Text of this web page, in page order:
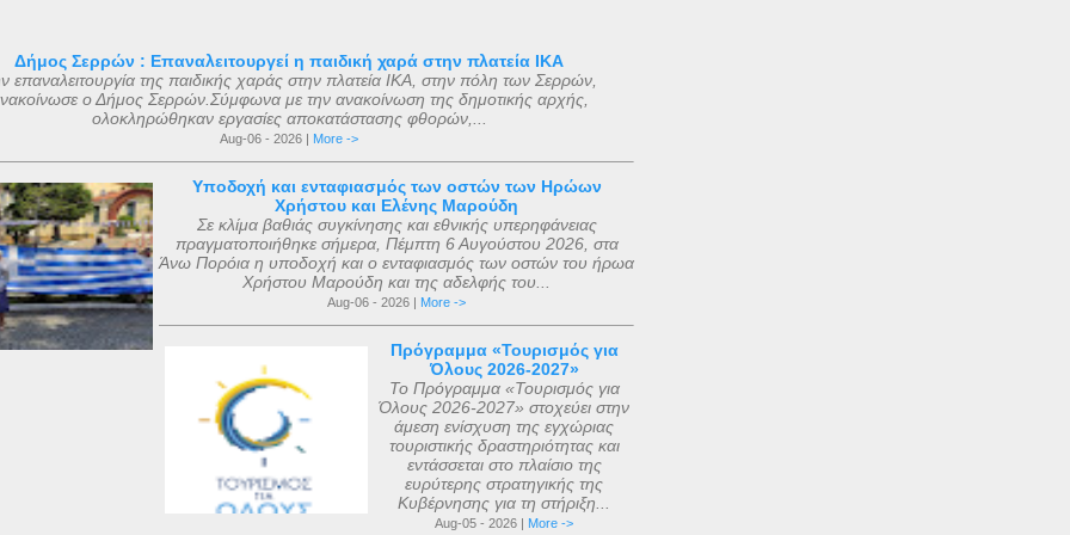
με εισφορές από την κηδεία της αείμνηστης Μαρίας Σπύρου
άλλες εισφορές. Ο ακριβής αριθμός των μελών της
βάση τις διαθέσιμες πηγές, δεν μπορεί να καθοριστεί ακριβώς
σήμερα. Ο αριθμός που επικράτησε από μεταγενέστερες πηγές
ήταν ο αριθμός 318. Ο Ευσέβιος της Καισαρείας τους αριθμεί
Αλεξανδρείας 318, και ο Ευστάθιος Α...
Δήμος Σερρών : Επαναλειτουργεί η παιδική χαρά στην πλατεία ΙΚΑ
επαναλειτουργία της παιδικής χαράς στην πλατεία ΙΚΑ, στην πόλη των Σερρών,
ο Δήμος Σερρών.Σύμφωνα με την ανακοίνωση της δημοτικής αρχής,
ολοκληρώθηκαν εργασίες αποκατάστασης φθορών,...
Aug-06 - 2026 | More ->
Υποδοχή και ενταφιασμός των οστών των Ηρώων
Χρήστου και Ελένης Μαρούδη
Σε κλίμα βαθιάς συγκίνησης και εθνικής υπερηφάνειας
πραγματοποιήθηκε σήμερα, Πέμπτη 6 Αυγούστου 2026, στα
Άνω Πορόια η υποδοχή και ο ενταφιασμός των οστών του ήρωα
Χρήστου Μαρούδη και της αδελφής του...
Aug-06 - 2026 | More ->
Πρόγραμμα «Τουρισμός για
Όλους 2026-2027»
Το Πρόγραμμα «Τουρισμός για
Όλους 2026-2027» στοχεύει στην
άμεση ενίσχυση της εγχώριας
τουριστικής δραστηριότητας και
εντάσσεται στο πλαίσιο της
ευρύτερης στρατηγικής της
Κυβέρνησης για τη στήριξη...
Aug-05 - 2026 | More ->